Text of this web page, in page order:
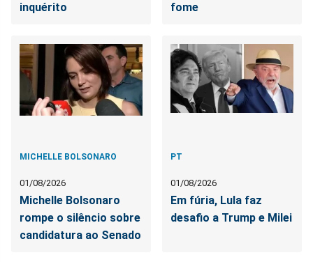
inquérito
fome
MICHELLE BOLSONARO
01/08/2026
Michelle Bolsonaro
rompe o silêncio sobre
candidatura ao Senado
PT
01/08/2026
Em fúria, Lula faz
desafio a Trump e Milei